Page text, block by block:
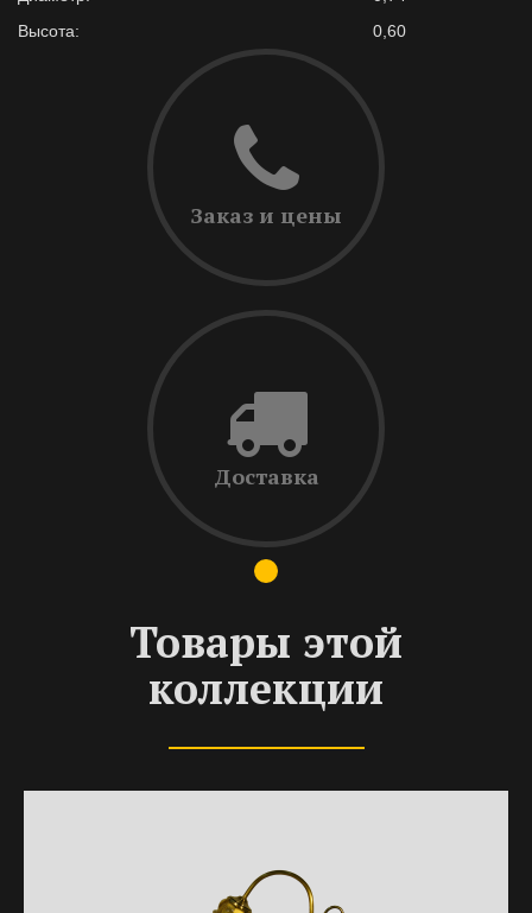
Высота:
0,60
Заказ и цены
Доставка
Товары этой
коллекции